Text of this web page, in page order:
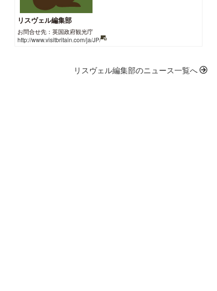
リスヴェル編集部
お問合せ先：英国政府観光庁
http://www.visitbritain.com/ja/JP/
リスヴェル編集部のニュース一覧へ